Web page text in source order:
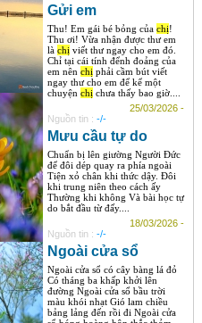
Gửi em
Thu! Em gái bé bỏng của chị!
Thu ơi! Vừa nhận được thư em
là chịviết thư ngay cho em đó.
Chỉ tại cái tính đểnh đoảng của
em nên chịphải cầm bút viết
ngay thư cho em để kể một
chuyện chịchưa thấy bao giờ....
25/03/2026 -
Nguồn tin : -/-
Mưu cầu tự do
Chuẩn bị lên giường Người Đức
để đôi dép quay ra phía ngoài
Tiện xỏ chân khi thức dậy. Đôi
khi trung niên theo cách ấy
Thường khi không Và bài học tự
do bắt đầu từ đấy....
18/03/2026 -
Nguồn tin : -/-
Ngoài cửa sổ
Ngoài cửa sổ có cây bàng lá đỏ
Có tháng ba khấp khởi lên
đường Ngoài cửa sổ bầu trời
màu khói nhạt Gió lam chiều
bảng lảng đến rồi đi Ngoài cửa